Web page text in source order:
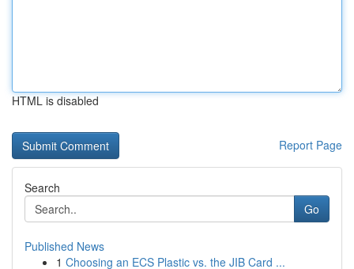
HTML is disabled
Report Page
Search
Go
Published News
1 Choosing an ECS Plastic vs. the JIB Card ...